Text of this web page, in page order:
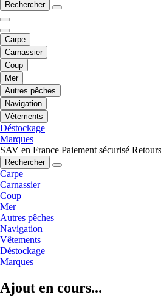
Rechercher
Carpe
Carnassier
Coup
Mer
Autres pêches
Navigation
Vêtements
Déstockage
Marques
SAV en France Paiement sécurisé
Rechercher
Carpe
Carnassier
Coup
Mer
Autres pêches
Navigation
Vêtements
Déstockage
Marques
Ajout en cours...